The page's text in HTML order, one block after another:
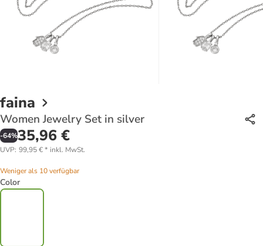
faina
Women Jewelry Set in silver
-64%35,96 €
UVP: 99,95 €* inkl. MwSt.
Weniger als 10 verfügbar
Color